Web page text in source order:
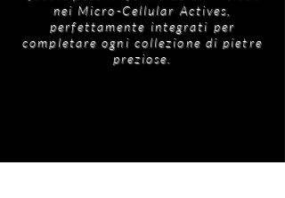
rafforza la barriera cutanea, prevenendo i
micro-tagli associati alla rasatura. Promuove la
sintesi di collagene ed elastina, assicurando un
mix armonioso di protezione e rigenerazione.
nei Micro-Cellular Actives,
perfettamente integrati per
completare ogni collezione di pietre
preziose.